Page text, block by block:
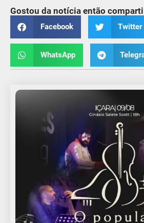
Gostou da notícia então
Facebook Twitter
WhatsApp